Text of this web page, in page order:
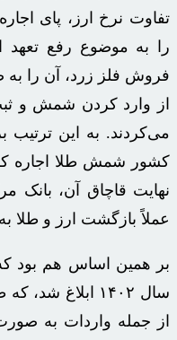
تفاوت نرخ ارز، پای
را به موضوع رفع
فروش فلز زرد، آن را به
از وارد کردن شمش و
می‌کردند. به این ترتیب
کشور شمش طلا اجاره
نهایت قاچاق آن، بانک
عملاً بازگشت ارز و طلا
سال ۱۴۰۲
از جمله واردات به